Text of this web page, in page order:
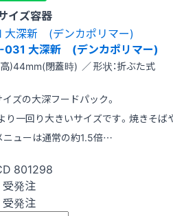
イズ容器
031 大深新 (デンカポリマー)
)44mm(閉蓋時) ／ 形状：折ぶた式
ズの大深フードパック。
り一回り大きいサイズです。焼きそば
ニューは通常の約1.5倍…
801298
受発注
受発注